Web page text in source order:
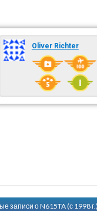
Oliver Richter
записи о N615TA (с 1998